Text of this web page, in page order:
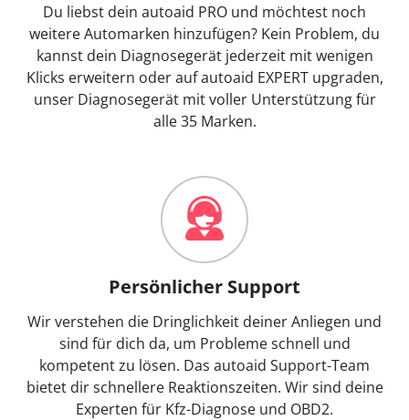
Du liebst dein autoaid PRO und möchtest noch
weitere Automarken hinzufügen? Kein Problem, du
kannst dein Diagnosegerät jederzeit mit wenigen
Klicks erweitern oder auf autoaid EXPERT upgraden,
unser Diagnosegerät mit voller Unterstützung für
alle 35 Marken.
Persönlicher Support
Wir verstehen die Dringlichkeit deiner Anliegen und
sind für dich da, um Probleme schnell und
kompetent zu lösen. Das autoaid Support-Team
bietet dir schnellere Reaktionszeiten. Wir sind deine
Experten für Kfz-Diagnose und OBD2.